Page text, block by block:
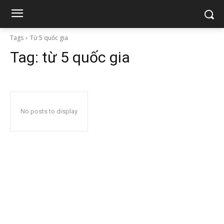
Tags Từ 5 quốc gia
Tag: từ 5 quốc gia
No posts to display